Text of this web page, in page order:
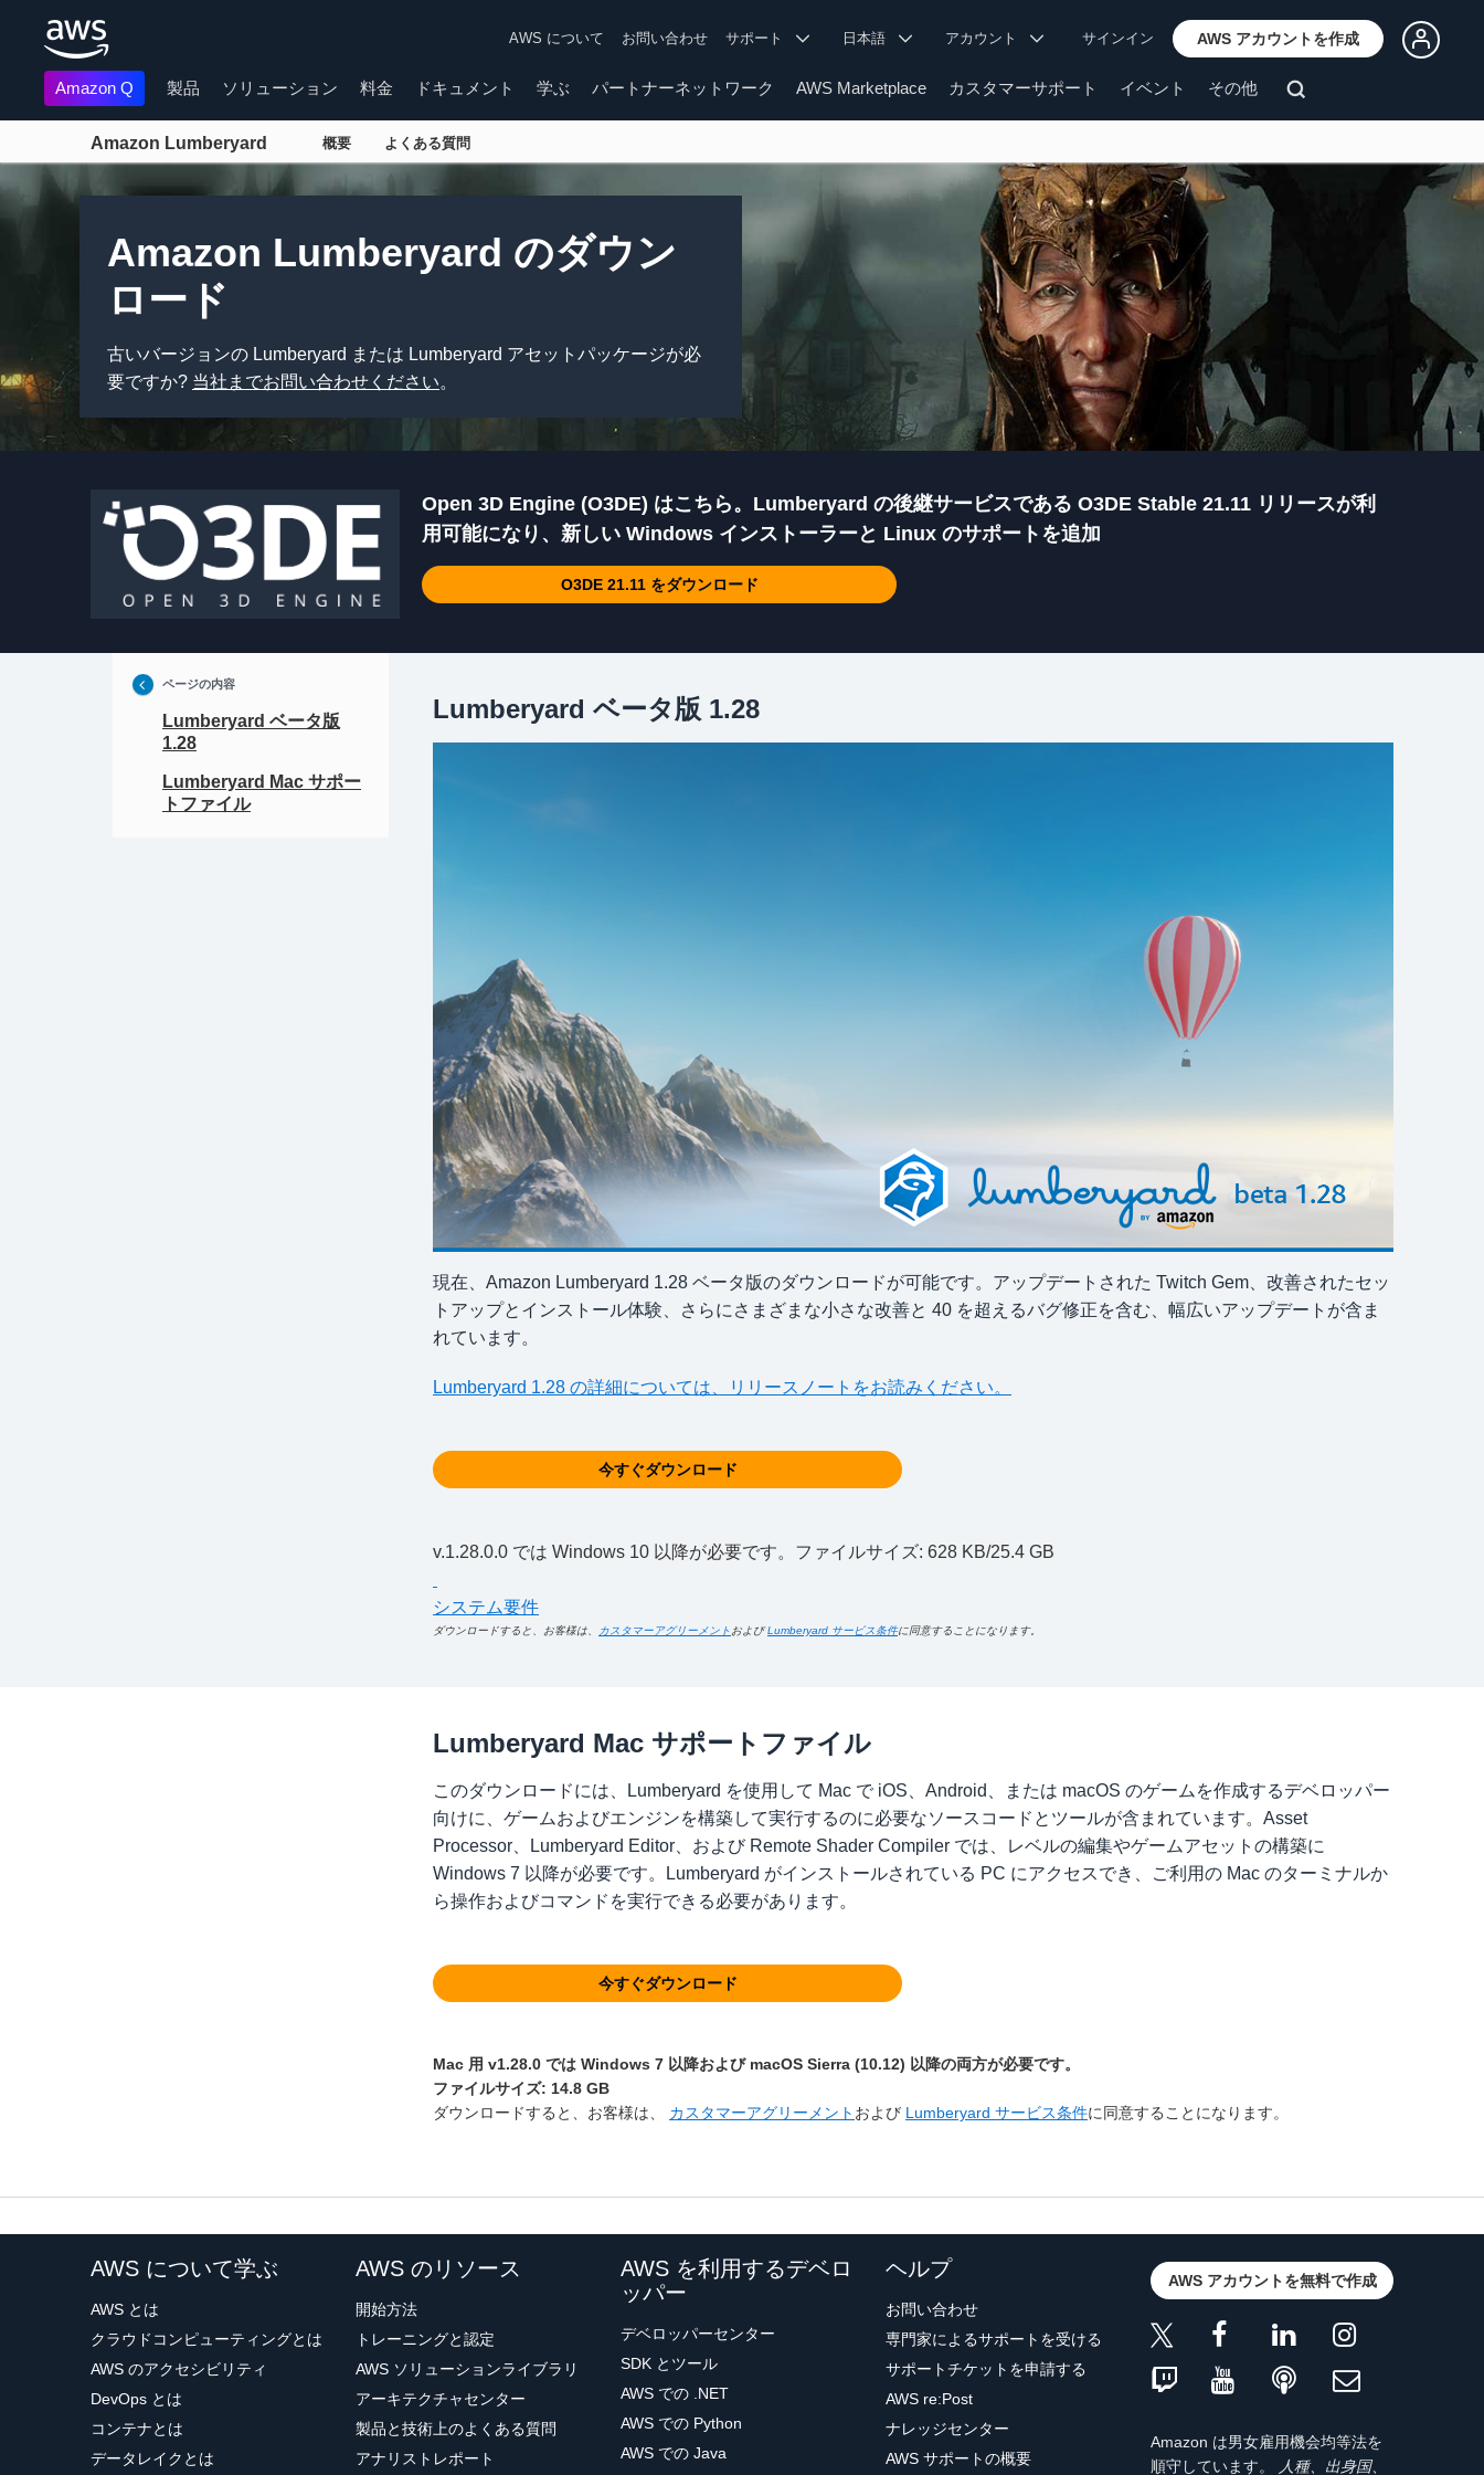
メインコンテンツに移動
AWS について お問い合わせ サポート 日本語 アカウント サインイン AWS アカウントを作成
Amazon Q 製品 ソリューション 料金 ドキュメント 学ぶ パートナーネットワーク AWS Marketplace カスタマーサポート イベント その他
Amazon Lumberyard 概要 よくある質問
Amazon Lumberyard のダウン
ロード
古いバージョンの Lumberyard または Lumberyard アセットパッケージが必
要ですか? 当社までお問い合わせください。
Open 3D Engine (O3DE) はこちら。Lumberyard の後継サービスである O3DE Stable 21.11 リリースが利
用可能になり、新しい Windows インストーラーと Linux のサポートを追加
O3DE 21.11 をダウンロード
ページの内容
Lumberyard ベータ版
1.28
Lumberyard Mac サポー
トファイル
Lumberyard ベータ版 1.28
現在、Amazon Lumberyard 1.28 ベータ版のダウンロードが可能です。アップデートされた Twitch Gem、改善されたセッ
トアップとインストール体験、さらにさまざまな小さな改善と 40 を超えるバグ修正を含む、幅広いアップデートが含ま
れています。
Lumberyard 1.28 の詳細については、リリースノートをお読みください。
今すぐダウンロード
v.1.28.0.0 では Windows 10 以降が必要です。ファイルサイズ: 628 KB/25.4 GB
システム要件
ダウンロードすると、お客様は、 カスタマーアグリーメント およびLumberyard サービス条件に同意することになります。
Lumberyard Mac サポートファイル
このダウンロードには、Lumberyard を使用して Mac で iOS、Android、または macOS のゲームを作成するデベロッパー
向けに、ゲームおよびエンジンを構築して実行するのに必要なソースコードとツールが含まれています。Asset
Processor、Lumberyard Editor、および Remote Shader Compiler では、レベルの編集やゲームアセットの構築に
Windows 7 以降が必要です。Lumberyard がインストールされている PC にアクセスでき、ご利用の Mac のターミナルか
ら操作およびコマンドを実行できる必要があります。
今すぐダウンロード
Mac 用 v1.28.0 では Windows 7 以降および macOS Sierra (10.12) 以降の両方が必要です。
ファイルサイズ: 14.8 GB
ダウンロードすると、お客様は、 カスタマーアグリーメント および Lumberyard サービス条件に同意することになります。
AWS について学ぶ
AWS とは
クラウドコンピューティングとは
AWS のアクセシビリティ
DevOps とは
コンテナとは
データレイクとは
AWS のリソース
開始方法
トレーニングと認定
AWS ソリューションライブラリ
アーキテクチャセンター
製品と技術上のよくある質問
アナリストレポート
AWS を利用するデベロ
ッパー
デベロッパーセンター
SDK とツール
AWS での .NET
AWS での Python
AWS での Java
ヘルプ
お問い合わせ
専門家によるサポートを受ける
サポートチケットを申請する
AWS re:Post
ナレッジセンター
AWS サポートの概要
AWS アカウントを無料で作成
Amazon は男女雇用機会均等法を
順守しています。
人種、出身国、